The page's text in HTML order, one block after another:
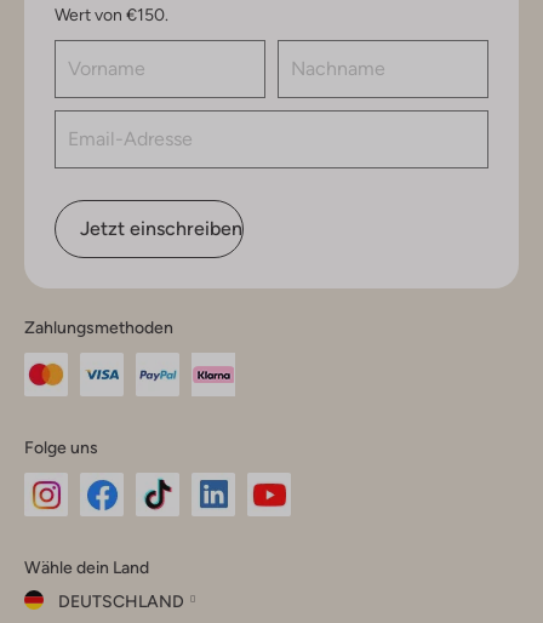
Wert von €150.
Jetzt einschreiben
Zahlungsmethoden
Folge uns
Instagram
Facebook
TikTok
Wähle dein Land
DEUTSCHLAND